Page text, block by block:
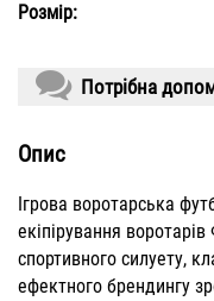
Розмір:
Потрібна
Опис
Ігрова воротарська
екіпірування
спортивного силуету,
ефектного брендингу